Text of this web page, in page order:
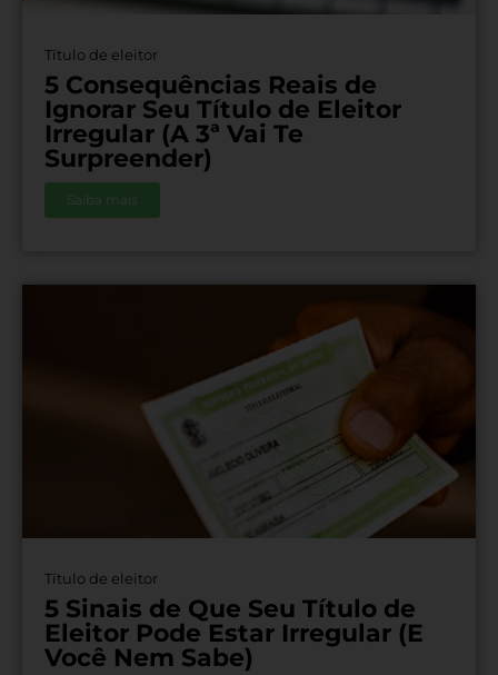
Título de eleitor
5 Consequências Reais de
Ignorar Seu Título de Eleitor
Irregular (A 3ª Vai Te
Surpreender)
Saiba mais
Título de eleitor
5 Sinais de Que Seu Título de
Eleitor Pode Estar Irregular (E
Você Nem Sabe)